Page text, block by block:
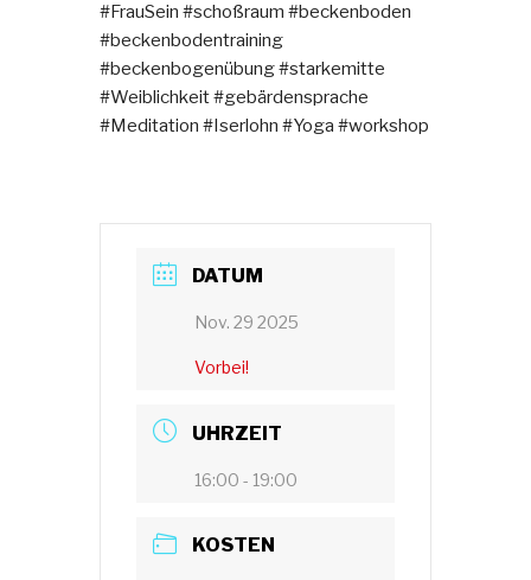
#FrauSein #schoßraum #beckenboden
#beckenbodentraining
#beckenbogenübung#starkemitte
#Weiblichkeit#gebärdensprache
#Meditation #Iserlohn #Yoga #workshop
DATUM
Nov. 29 2025
Vorbei!
UHRZEIT
16:00 - 19:00
KOSTEN